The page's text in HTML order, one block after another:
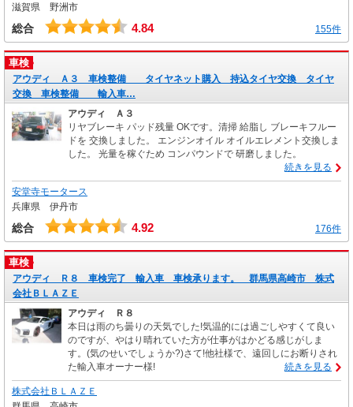
滋賀県 野洲市
総合 4.84 155件
車検
アウディ Ａ３ 車検整備 タイヤネット購入 持込タイヤ交換 タイヤ
交換 車検整備 輸入車…
アウディ Ａ３
リヤブレーキ パッド残量 OKです。清掃 給脂し ブレーキフルー
ドを 交換しました。 エンジンオイル オイルエレメント交換しま
した。 光量を稼ぐため コンパウンドで 研磨しました。
続きを見る
安堂寺モータース
兵庫県 伊丹市
総合 4.92 176件
車検
アウディ Ｒ８ 車検完了 輸入車 車検承ります。 群馬県高崎市 株式
会社ＢＬＡＺＥ
アウディ Ｒ８
本日は雨のち曇りの天気でした!気温的には過ごしやすくて良い
のですが、やはり晴れていた方が仕事がはかどる感じがしま
す。(気のせいでしょうか?)さて!他社様で、遠回しにお断りされ
た輸入車オーナー様!
続きを見る
株式会社ＢＬＡＺＥ